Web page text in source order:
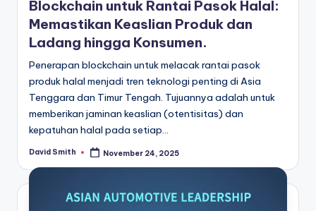
Blockchain untuk Rantai Pasok Halal:
Memastikan Keaslian Produk dan
Ladang hingga Konsumen.
Penerapan blockchain untuk melacak rantai pasok
produk halal menjadi tren teknologi penting di Asia
Tenggara dan Timur Tengah. Tujuannya adalah untuk
memberikan jaminan keaslian (otentisitas) dan
kepatuhan halal pada setiap…
Posted
David Smith November 24, 2025